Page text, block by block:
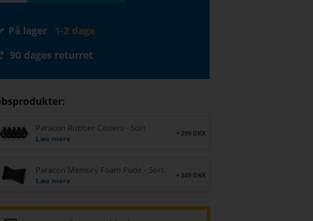
På lager
1-2 dage
90 dages returret
Paracon Rubber Casters - Sort
Læs mere
+ 299 DKK
Paracon Memory Foam Pude - Sort
Læs mere
+ 249 DKK